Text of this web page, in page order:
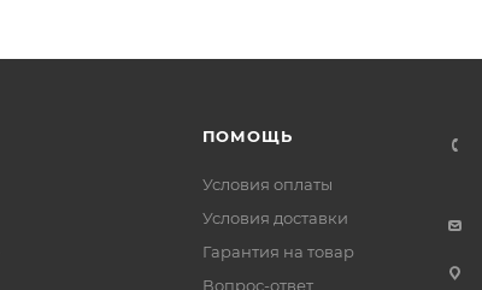
ПОМОЩЬ
Условия оплаты
Условия доставки
Гарантия на товар
Вопрос-ответ